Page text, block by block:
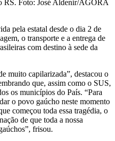
RS. Foto: José Aldenir/AGORA
pela estatal desde o dia 2 de
o transporte e a entrega de
com destino à sede da
muito capilarizada”, destacou o
que, assim como o SUS,
os municípios do País. “Para
o povo gaúcho neste momento
começou toda essa tragédia, o
de que toda a nossa
frisou.